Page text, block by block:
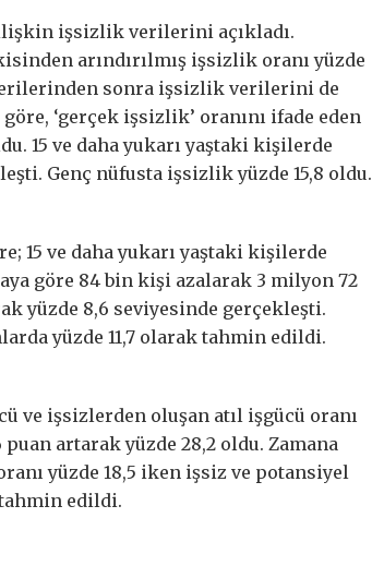
işsizlik verilerini açıkladı.
arındırılmış işsizlik oranı yüzde
sonra işsizlik verilerini de
‘gerçek işsizlik’ oranını ifade eden
15 ve daha yukarı yaştaki kişilerde
Genç nüfusta işsizlik yüzde 15,8 oldu.
15 ve daha yukarı yaştaki kişilerde
aya göre 84 bin kişi azalarak 3 milyon 72
yüzde 8,6 seviyesinde gerçekleşti.
yüzde 11,7 olarak tahmin edildi.
ve işsizlerden oluşan atıl işgücü oranı
puan artarak yüzde 28,2 oldu. Zamana
yüzde 18,5 iken işsiz ve potansiyel
edildi.